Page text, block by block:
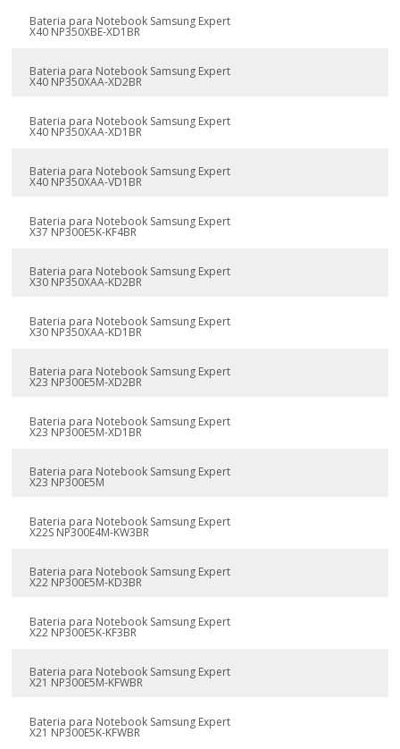
Bateria para Notebook Samsung Expert
X40 NP350XBE-XD1BR
Bateria para Notebook Samsung Expert
X40 NP350XAA-XD2BR
Bateria para Notebook Samsung Expert
X40 NP350XAA-XD1BR
Bateria para Notebook Samsung Expert
X40 NP350XAA-VD1BR
Bateria para Notebook Samsung Expert
X37 NP300E5K-KF4BR
Bateria para Notebook Samsung Expert
X30 NP350XAA-KD2BR
Bateria para Notebook Samsung Expert
X30 NP350XAA-KD1BR
Bateria para Notebook Samsung Expert
X23 NP300E5M-XD2BR
Bateria para Notebook Samsung Expert
X23 NP300E5M-XD1BR
Bateria para Notebook Samsung Expert
X23 NP300E5M
Bateria para Notebook Samsung Expert
X22S NP300E4M-KW3BR
Bateria para Notebook Samsung Expert
X22 NP300E5M-KD3BR
Bateria para Notebook Samsung Expert
X22 NP300E5K-KF3BR
Bateria para Notebook Samsung Expert
X21 NP300E5M-KFWBR
Bateria para Notebook Samsung Expert
X21 NP300E5K-KFWBR